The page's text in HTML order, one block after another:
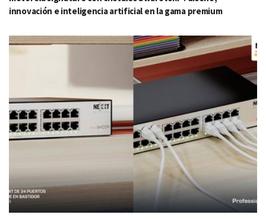
innovación e inteligencia artificial en la gama premium